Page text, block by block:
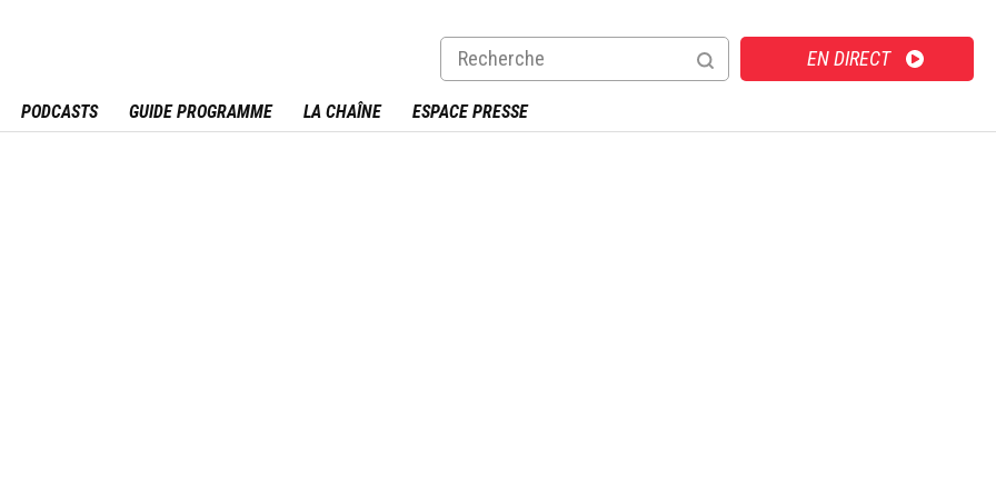
EN DIRECT
PODCASTS GUIDE PROGRAMME LA CHAÎNE ESPACE PRESSE